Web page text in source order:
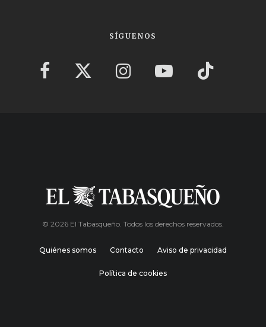
SÍGUENOS
© 2026 El Tabasqueño. Todos los derechos reservados.
Quiénes somos Contacto Aviso de privacidad
Política de cookies